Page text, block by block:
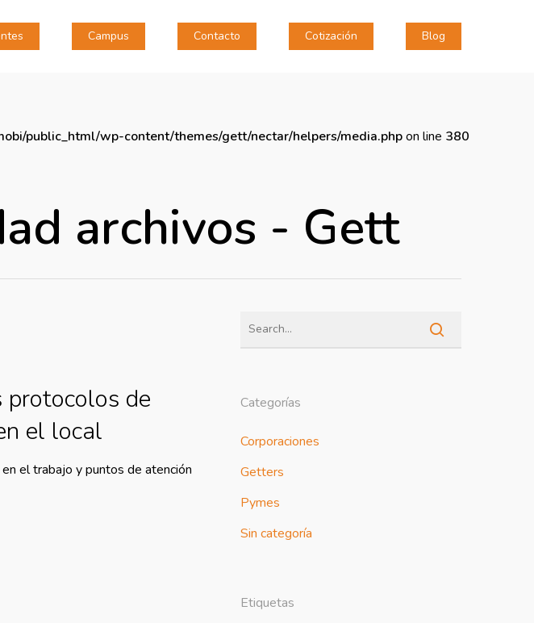
Campus Contacto Cotización Blog
public_html/wp-content/themes/gett/nectar/helpers/media.phpon line 380
archivos - Gett
de
el local
el trabajo y puntos de atención
Categorías
Corporaciones
Getters
Pymes
Sin categoría
Etiquetas